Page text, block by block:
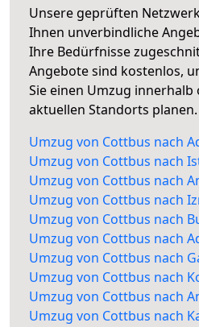
Unsere geprüften
Ihnen unverbindliche
Ihre Bedürfnisse
Angebote sind kostenlos,
Sie einen Umzug
aktuellen Standorts planen.
Umzug von Cottbus nach
Umzug von Cottbus nach
Umzug von Cottbus nach
Umzug von Cottbus nach
Umzug von Cottbus nach
Umzug von Cottbus nach
Umzug von Cottbus nach
Umzug von Cottbus nach
Umzug von Cottbus nach
Umzug von Cottbus nach